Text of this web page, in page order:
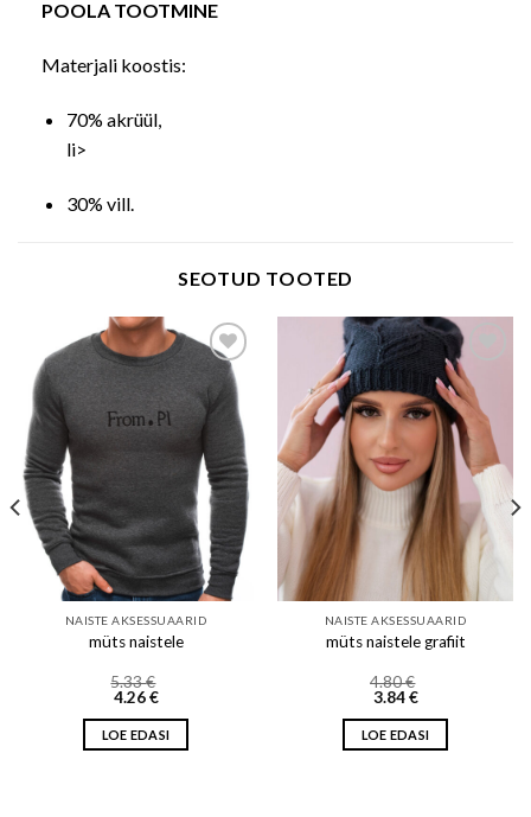
POOLA TOOTMINE
Materjali koostis:
70% akrüül,
li>
30% vill.
SEOTUD TOOTED
Add to wishlist
NAISTE AKSESSUAARID
müts naistele
5.33€
4.26€
LOE EDASI
Add to wishlist
NAISTE AKSESSUAARID
müts naistele grafiit
4.80€
3.84€
LOE EDASI